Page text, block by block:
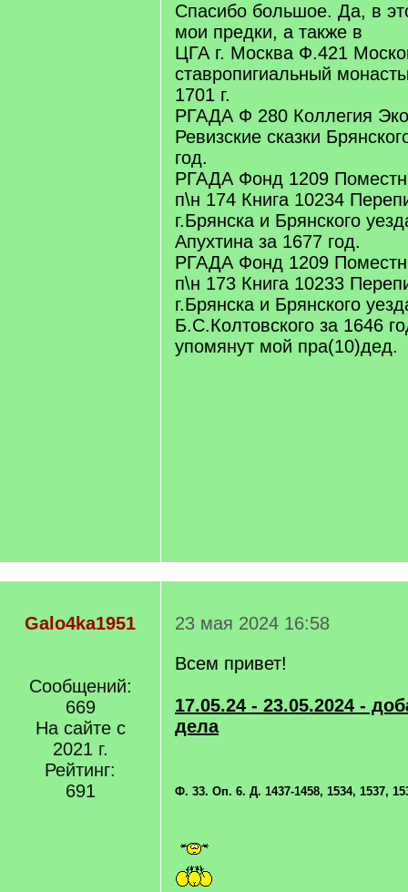
Спасибо большое. Да, в
мои предки, а также в
ЦГА г. Москва Ф.421
ставропигиальный
1701 г.
РГАДА Ф 280 Коллегия
Ревизские сказки
год.
РГАДА Фонд 1209
п\н 174 Книга 10234
г.Брянска и Брянского
Апухтина за 1677 год.
РГАДА Фонд 1209
п\н 173 Книга 10233
г.Брянска и Брянского
Б.С.Колтовского за 1646
упомянут мой пра(10)дед.
Galo4ka1951
Сообщений:
669
На сайте с
2021 г.
Рейтинг:
691
23 мая 2024 16:58
Всем привет!
17.05.24 - 23.05.2024 -
дела
Ф. 33. Оп. 6. Д. 1437-1458, 1534, 1537,